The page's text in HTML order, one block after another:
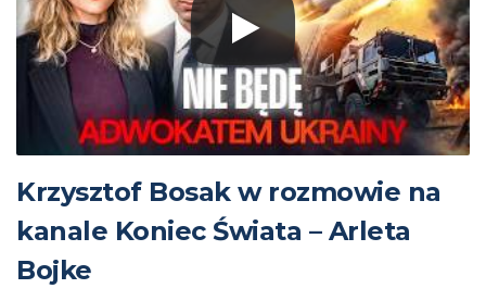
Krzysztof Bosak w rozmowie na
kanale Koniec Świata – Arleta
Bojke